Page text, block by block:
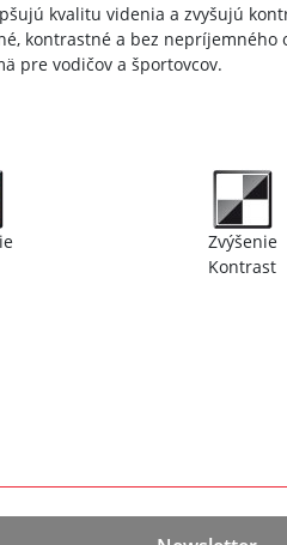
kvalitu videnia a zvyšujú
kontrastné a bez nepríjemného
pre vodičov a športovcov.
Zvýšenie
Kontrast